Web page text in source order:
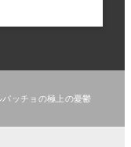
ッチョの極上の憂鬱